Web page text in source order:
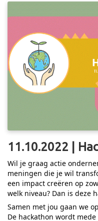
11.10.2022 |
Wil je graag actie
meningen die je wil
een impact creëren op
welk niveau? Dan is deze
Samen met jou gaan we
De hackathon wordt